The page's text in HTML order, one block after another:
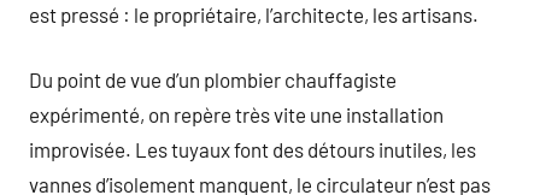
est pressé : le propriétaire, l’architecte, les artisans.
Du point de vue d’un plombier chauffagiste
expérimenté, on repère très vite une installation
improvisée. Les tuyaux font des détours inutiles, les
vannes d’isolement manquent, le circulateur n’est pas